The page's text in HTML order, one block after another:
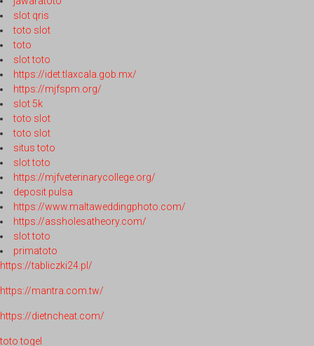
slot qris
toto slot
toto
slot toto
https://idet.tlaxcala.gob.mx/
https://mjfspm.org/
slot 5k
toto slot
toto slot
situs toto
slot toto
https://mjfveterinarycollege.org/
deposit pulsa
https://www.maltaweddingphoto.com/
https://assholesatheory.com/
slot toto
primatoto
https://tabliczki24.pl/
https://mantra.com.tw/
https://dietncheat.com/
toto togel